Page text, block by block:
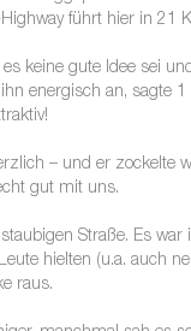
führt hier in 21
keine gute Idee sei
energisch an, sagte
– und er zockelte
gut mit uns.
Straße. Es
hielten (u.a. auch
raus.